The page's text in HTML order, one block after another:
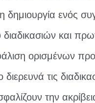
δημιουργία ενός
και
ορισμένων
τις
την